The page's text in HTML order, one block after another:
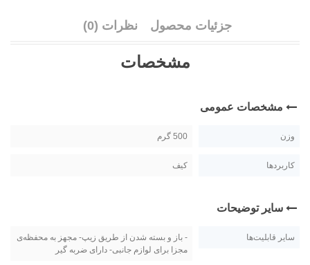
جزئیات محصول نظرات (0)
مشخصات
مشخصات عمومی
وزن 500 گرم
کاربردها کیف
سایر توضیحات
سایر قابلیت‌ها
- باز و بسته شدن از طریق زیپ- مجهز به محفظه‌ی
مجزا برای لوازم جانبی- دارای ضربه گیر